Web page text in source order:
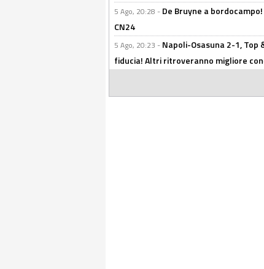
5 Ago, 20:28 - De Bruyne a
CN24
5 Ago, 20:23 - Napoli-Osasuna 2-1, Top
fiducia! Altri ritroveranno migliore